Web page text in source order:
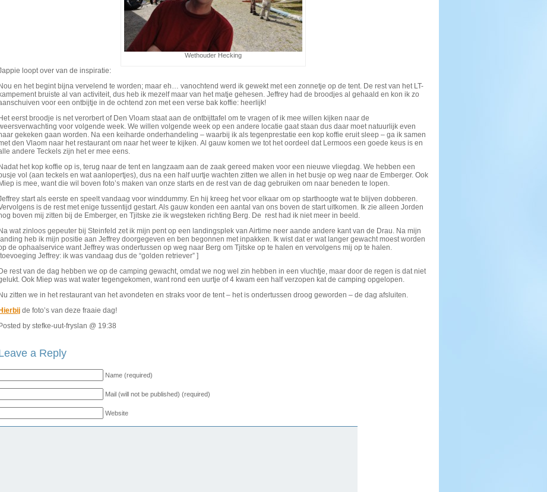
Wethouder Hecking
loopt over van de inspiratie:
Nou en het begint bijna vervelend te worden; maar eh… vanochtend werd ik gewekt met een zonnetje op de tent. De rest van het LT-
kampement bruiste al van activiteit, dus heb ik mezelf maar van het matje gehesen. Jeffrey had de broodjes al gehaald en kon ik zo
voor een ontbijtje in de ochtend zon met een verse bak koffie: heerlijk!
Het eerst broodje is net verorbert of Den Vloam staat aan de ontbijttafel om te vragen of ik mee willen kijken naar de
voor volgende week. We willen volgende week op een andere locatie gaat staan dus daar moet natuurlijk even
gekeken gaan worden. Na een keiharde onderhandeling – waarbij ik als tegenprestatie een kop koffie eruit sleep – ga ik samen
den Vlaom naar het restaurant om naar het weer te kijken. Al gauw komen we tot het oordeel dat Lermoos een goede keus is en
andere Teckels zijn het er mee eens.
Nadat het kop koffie op is, terug naar de tent en langzaam aan de zaak gereed maken voor een nieuwe vliegdag. We hebben een
vol (aan teckels en wat aanlopertjes), dus na een half uurtje wachten zitten we allen in het busje op weg naar de Emberger. Ook
Miep is mee, want die wil boven foto’s maken van onze starts en de rest van de dag gebruiken om naar beneden te lopen.
start als eerste en speelt vandaag voor winddummy. En hij kreeg het voor elkaar om op starthoogte wat te blijven dobberen.
is de rest met enige tussentijd gestart. Als gauw konden een aantal van ons boven de start uitkomen. Ik zie alleen Jorden
boven mij zitten bij de Emberger, en Tjitske zie ik wegsteken richting Berg. De rest had ik niet meer in beeld.
Na wat zinloos gepeuter bij Steinfeld zet ik mijn pent op een landingsplek van Airtime neer aande andere kant van de Drau. Na mijn
landing heb ik mijn positie aan Jeffrey doorgegeven en ben begonnen met inpakken. Ik wist dat er wat langer gewacht moest worden
de ophaalservice want Jeffrey was ondertussen op weg naar Berg om Tjitske op te halen en vervolgens mij op te halen.
[toevoeging Jeffrey: ik was vandaag dus de “golden retriever” ]
De rest van de dag hebben we op de camping gewacht, omdat we nog wel zin hebben in een vluchtje, maar door de regen is dat niet
Ook Miep was wat water tegengekomen, want rond een uurtje of 4 kwam een half verzopen kat de camping opgelopen.
Nu zitten we in het restaurant van het avondeten en straks voor de tent – het is ondertussen droog geworden – de dag afsluiten.
Hierbij de foto’s van deze fraaie dag!
Posted by stefke-uut-fryslan @ 19:38
a Reply
Name (required)
Mail (will not be published) (required)
Website